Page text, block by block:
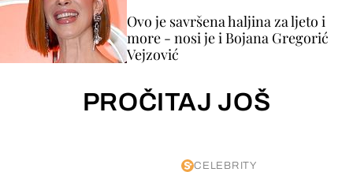
Ovo je savršena haljina za ljeto i
more - nosi je i Bojana Gregorić
Vejzović
PROČITAJ JOŠ
CELEBRITY